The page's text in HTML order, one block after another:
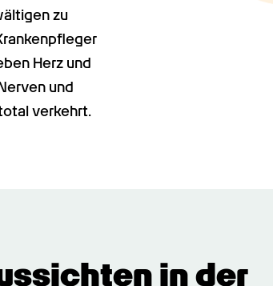
zu
Herz und
und
verkehrt.
in der